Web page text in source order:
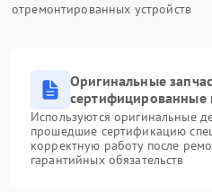
отремонтированных устройств
Оригинальные
сертифицированные
Используются оригинальные
прошедшие сертификацию
корректную работу после
гарантийных обязательств